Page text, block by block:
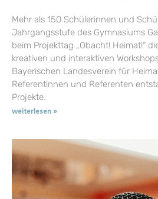
Mehr als 150 Schülerinnen und
Jahrgangsstufe des Gymnasiums
beim Projekttag „Obacht! Heimat!“
kreativen und interaktiven
Bayerischen Landesverein für
Referentinnen und Referenten
Projekte.
weiterlesen »